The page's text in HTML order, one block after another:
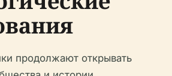
продолжают открывать